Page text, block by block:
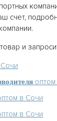
счет,
и
в Сочи
в Сочи